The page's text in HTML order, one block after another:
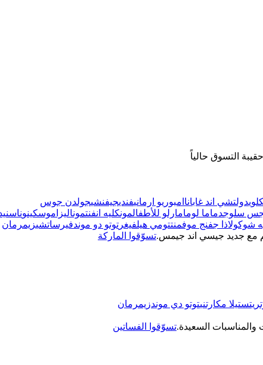
التسوق حالياً
دولتشي اند غابانا امبوريو ارمانيفنديجيفنشيجولدن جوس
سلوجدماما لومامارلو للأطفالمونكليه انفنتموناليزا موسكينوناس
شوكولاذا جفنج موفمنتتومي هيلفيغر توتو دو موندفيرساتشيزيمرمان
مع جديد جيسي اند جيمس.تسوّقوا الماركة
ستيلا مكارتنيتوتو دي موندزيمرمان
السعيدة.تسوّقوا الفساتين